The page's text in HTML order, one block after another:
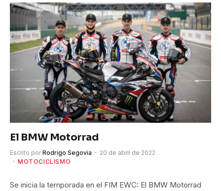
El BMW Motorrad
Escrito por Rodrigo Segovia
20 de abril de 2022
MOTOCICLISMO
Se inicia la temporada en el FIM EWC: El BMW Motorrad